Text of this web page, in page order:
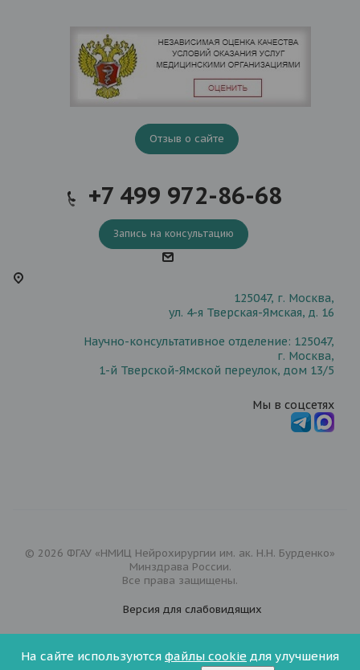
Отзыв о сайте
+7 499 972-86-68
Запись на консультацию
125047, г. Москва,
ул. 4-я Тверская-Ямская, д. 16
Научно-консультативное отделение: 125047,
г. Москва,
1-й Тверской-Ямской переулок, дом 13/5
Мы в соцсетях
© 2026 ФГАУ «НМИЦ Нейрохирургии им. ак. Н.Н. Бурденко»
Минздрава России.
Все права защищены.
Версия для слабовидящих
На сайте используются файлы cookie для улучшения